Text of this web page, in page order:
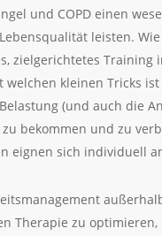
und COPD einen
leisten.
zielgerichtetes Training
welchen kleinen Tricks
(und auch die
bekommen und zu
eignen sich individuell
Therapie zu